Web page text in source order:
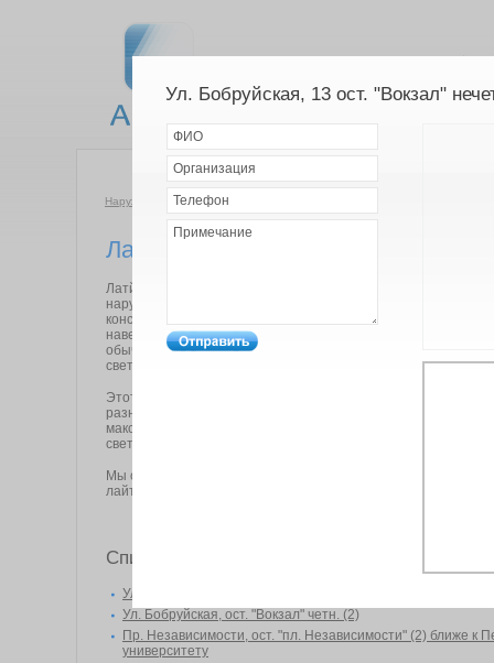
Наружная реклама»Лайтбокс
Лайтбоксы
Латйбоксы – это высокоэффективная разновидность
наружной рекламы. Изготавливаются в виде прямоугольных
конструкций, крепящихся к зданиям, столбам, торговым
навесам, остановочным павильонам, телефонным кабинам.
обычно имеют внутреннюю подсветку на основе ламп
светодиодов или неоновых трубок.
Этот вид рекламы отличается широким охватом аудитории,
разнообразием возможностей для представления
максимальным уровнем привлечения внимания за счет ярких
светящихся образов, особенно в вечернее и ночное время.
Мы обладаем уникальной сетью для представления вашей
лайтбоксах в центральной части города.
Список объектов
Ул. Бобруйская, ост. "Вокзал" четн. (1)
Ул. Бобруйская, ост. "Вокзал" четн. (2)
Пр. Независимости, ост. "пл. Независимости" (2) ближе к
университету
Ул. Бобруйская, 13 ост. "Вокзал"